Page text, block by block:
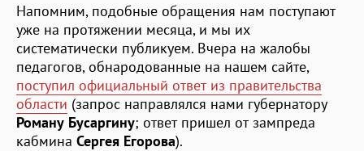
Напомним, подобные обращения нам поступают
уже на протяжении месяца, и мы их
систематически публикуем. Вчера на жалобы
педагогов, обнародованные на нашем сайте,
поступил официальный ответ из правительства
области (запрос направлялся нами губернатору
Роману Бусаргину; ответ пришел от зампреда
кабмина Сергея Егорова).